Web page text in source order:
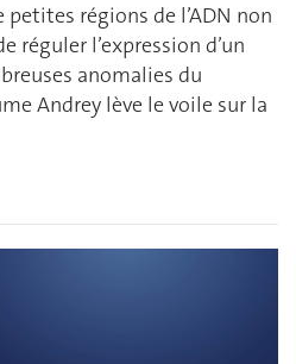
petites régions de l’ADN non
réguler l’expression d’un
anomalies du
Andrey lève le voile sur la